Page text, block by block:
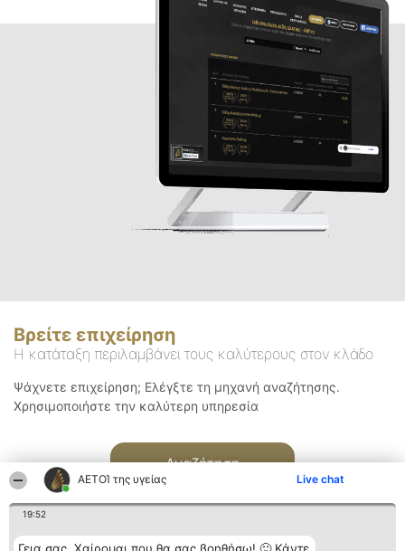
ΑΕΤΟΊ της υγείας Live chat
19:52
Βρείτε επιχείρηση
Η κατάταξη περιλαμβάνει τους καλύτερους στον κλάδο
Ψάχνετε επιχείρηση; Ελέγξτε τη μηχανή αναζήτησης.
Χρησιμοποιήστε την καλύτερη υπηρεσία
Αναζήτηση